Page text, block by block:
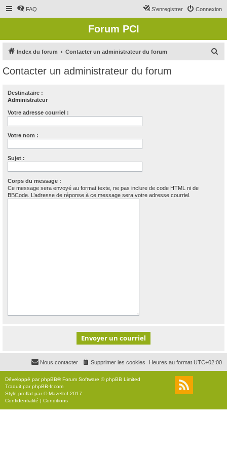
FAQ Connexion
S’enregistrer
Forum PCI
Index du forum Contacter un administrateur du forum
Contacter un administrateur du forum
Destinataire :
Administrateur
Votre adresse courriel :
Votre nom :
Sujet :
Corps du message :
Ce message sera envoyé au format texte, ne pas inclure de code HTML ni de
BBCode. L’adresse de réponse à ce message sera votre adresse courriel.
Heures au format UTC+02:00
Supprimer les cookies
Nous contacter
Développé parphpBB® Forum Software © phpBB Limited
Traduit parphpBB-fr.com
Style proflat par ©Mazeltof 2017
Confidentialité | Conditions